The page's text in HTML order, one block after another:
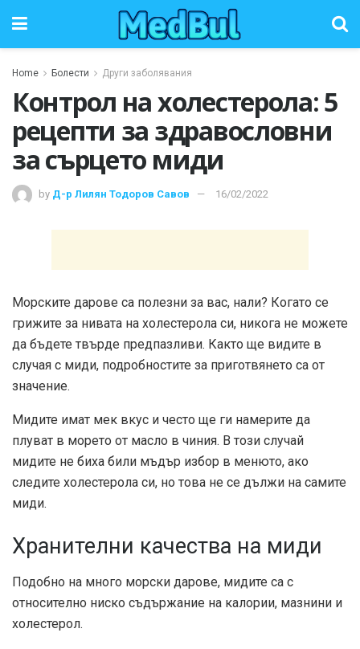
Home Болести Други заболявания
Контрол на холестерола: 5
рецепти за здравословни
за сърцето миди
by Д-р Лилян Тодоров Савов 16/02/2022
Морските дарове са полезни за вас, нали? Когато се
грижите за нивата на холестерола си, никога не можете
да бъдете твърде предпазливи. Както ще видите в
случая с миди, подробностите за приготвянето са от
значение.
Мидите имат мек вкус и често ще ги намерите да
плуват в морето от масло в чиния. В този случай
мидите не биха били мъдър избор в менюто, ако
следите холестерола си, но това не се дължи на самите
миди.
Хранителни качества на миди
Подобно на много морски дарове, мидите са с
относително ниско съдържание на калории, мазнини и
холестерол.